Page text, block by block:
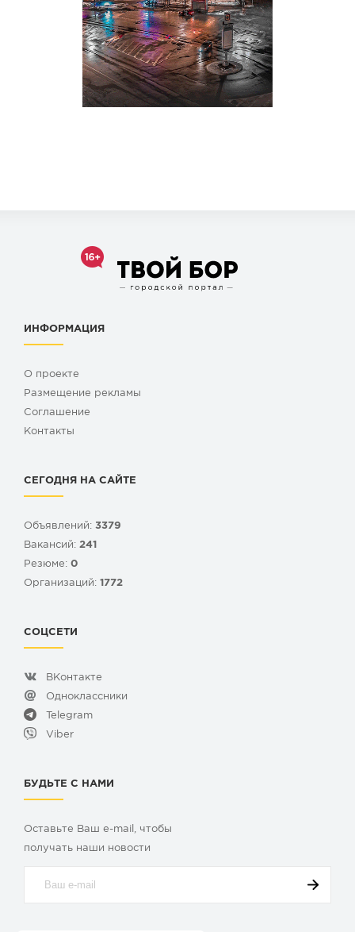
ИНФОРМАЦИЯ
О проекте
Размещение рекламы
Cоглашение
Контакты
СЕГОДНЯ НА САЙТЕ
Объявлений: 3379
Вакансий: 241
Резюме: 0
Организаций: 1772
СОЦСЕТИ
ВКонтакте
Одноклассники
Telegram
Viber
БУДЬТЕ С НАМИ
Оставьте Ваш e-mail, чтобы
получать наши новости